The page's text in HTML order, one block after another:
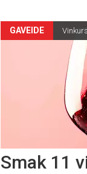
GAVEIDE
Smak 11